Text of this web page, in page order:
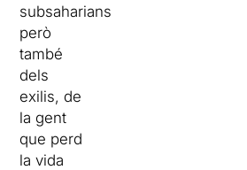
subsaharians,
però
també
dels
exilis, de
la gent
que perd
la vida